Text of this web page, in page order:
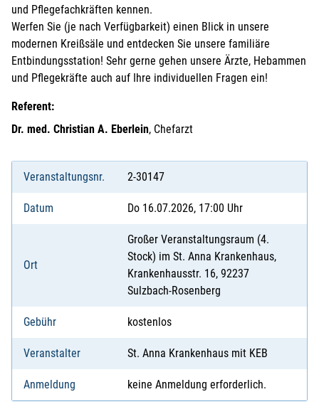
und Pflegefachkräften kennen.
Werfen Sie (je nach Verfügbarkeit) einen Blick in unsere
modernen Kreißsäle und entdecken Sie unsere familiäre
Entbindungsstation! Sehr gerne gehen unsere Ärzte, Hebammen
und Pflegekräfte auch auf Ihre individuellen Fragen ein!
Referent:
Dr. med. Christian A. Eberlein, Chefarzt
Veranstaltungsnr. 2-30147
Datum Do 16.07.2026, 17:00 Uhr
Ort
Großer Veranstaltungsraum (4.
Stock) im St. Anna Krankenhaus,
Krankenhausstr. 16, 92237
Sulzbach-Rosenberg
Gebühr kostenlos
Veranstalter St. Anna Krankenhaus mit KEB
Anmeldung keine Anmeldung erforderlich.